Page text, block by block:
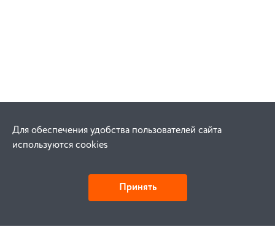
Для обеспечения удобства пользователей сайта
используются cookies
Принять